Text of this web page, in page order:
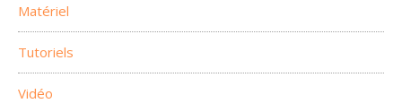
Matériel
Tutoriels
Vidéo